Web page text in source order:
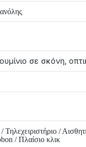
σε σκόνη,
/
/ Πλαίσιο κλικ